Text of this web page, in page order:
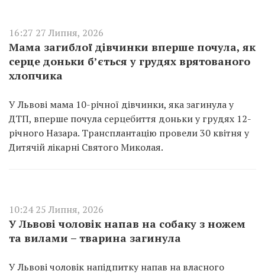
16:27 27 Липня, 2026
Мама загиблої дівчинки вперше почула, як
серце доньки б’ється у грудях врятованого
хлопчика
У Львові мама 10-річної дівчинки, яка загинула у
ДТП, вперше почула серцебиття доньки у грудях 12-
річного Назара. Трансплантацію провели 30 квітня у
Дитячій лікарні Святого Миколая.
10:24 25 Липня, 2026
У Львові чоловік напав на собаку з ножем
та вилами – тварина загинула
У Львові чоловік напідпитку напав на власного